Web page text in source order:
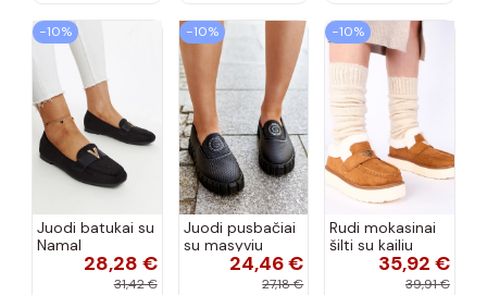
−10%
Juodi batukai su
Namal
dekoracija28,28 €
31,42 €
−10%
Juodi pusbačiai
su masyviu
padu Teska24,46 €
27,18 €
−10%
Rudi mokasinai
šilti su kailiu
35,92 €
39,91 €